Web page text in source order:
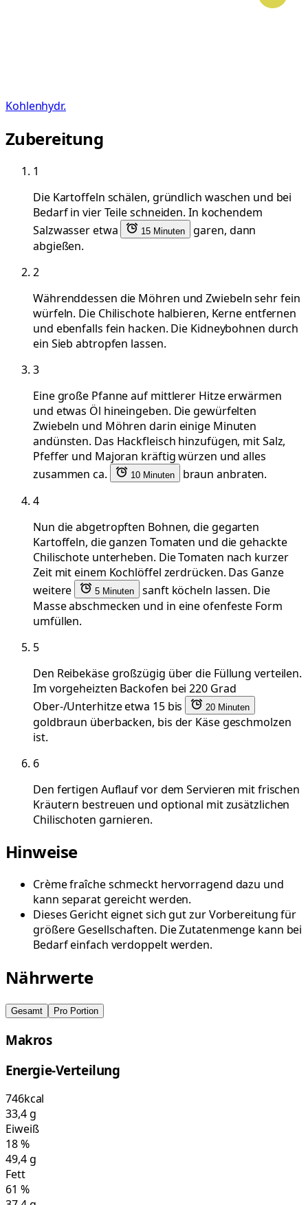
Kohlenhydr.
Zubereitung
1
Die Kartoffeln schälen, gründlich waschen und bei
Bedarf in vier Teile schneiden. In kochendem
Salzwasser etwa
15 Minuten
garen, dann
abgießen.
2
Währenddessen die Möhren und Zwiebeln sehr fein
würfeln. Die Chilischote halbieren, Kerne entfernen
und ebenfalls fein hacken. Die Kidneybohnen durch
ein Sieb abtropfen lassen.
3
Eine große Pfanne auf mittlerer Hitze erwärmen
und etwas Öl hineingeben. Die gewürfelten
Zwiebeln und Möhren darin einige Minuten
andünsten. Das Hackfleisch hinzufügen, mit Salz,
Pfeffer und Majoran kräftig würzen und alles
zusammen ca.
10 Minuten
braun anbraten.
4
Nun die abgetropften Bohnen, die gegarten
Kartoffeln, die ganzen Tomaten und die gehackte
Chilischote unterheben. Die Tomaten nach kurzer
Zeit mit einem Kochlöffel zerdrücken. Das Ganze
weitere
5 Minuten
sanft köcheln lassen. Die
Masse abschmecken und in eine ofenfeste Form
umfüllen.
5
Den Reibekäse großzügig über die Füllung verteilen.
Im vorgeheizten Backofen bei 220 Grad
Ober-/Unterhitze etwa 15 bis
20 Minuten
goldbraun überbacken, bis der Käse geschmolzen
ist.
6
Den fertigen Auflauf vor dem Servieren mit frischen
Kräutern bestreuen und optional mit zusätzlichen
Chilischoten garnieren.
Hinweise
Crème fraîche schmeckt hervorragend dazu und
kann separat gereicht werden.
Dieses Gericht eignet sich gut zur Vorbereitung für
größere Gesellschaften. Die Zutatenmenge kann bei
Bedarf einfach verdoppelt werden.
Nährwerte
Gesamt Pro Portion
Makros
Energie-Verteilung
746kcal
33,4g
Eiweiß
18%
49,4g
Fett
61 %